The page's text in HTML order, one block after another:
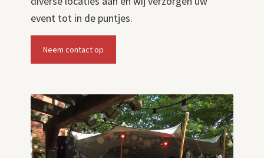
event tot in de puntjes.
Neem contact op